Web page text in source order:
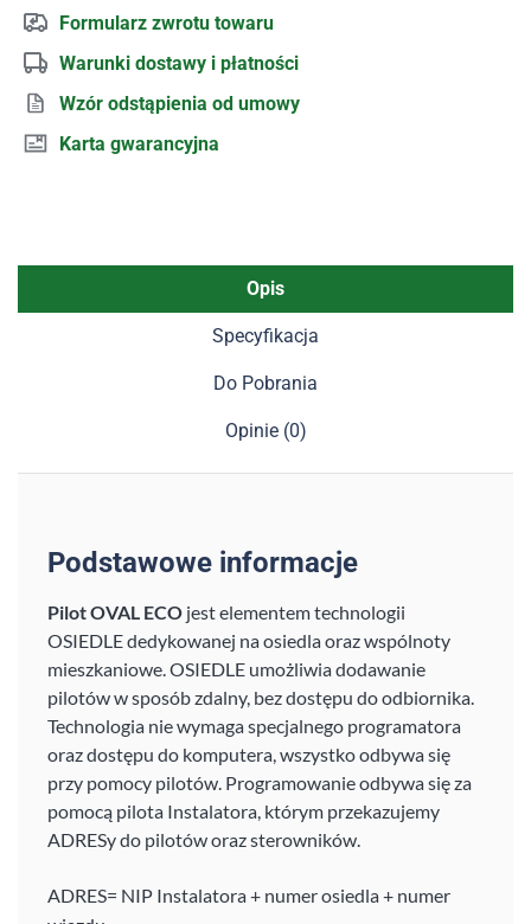
Formularz zwrotu towaru
Warunki dostawy i płatności
Wzór odstąpienia od umowy
Karta gwarancyjna
Opis
Specyfikacja
Do Pobrania
Opinie (0)
Podstawowe informacje
Pilot OVAL ECO jest elementem technologii
OSIEDLE dedykowanej na osiedla oraz wspólnoty
mieszkaniowe. OSIEDLE umożliwia dodawanie
pilotów w sposób zdalny, bez dostępu do odbiornika.
Technologia nie wymaga specjalnego programatora
oraz dostępu do komputera, wszystko odbywa się
przy pomocy pilotów. Programowanie odbywa się za
pomocą pilota Instalatora, którym przekazujemy
ADRESy do pilotów oraz sterowników.
ADRES= NIP Instalatora + numer osiedla + numer